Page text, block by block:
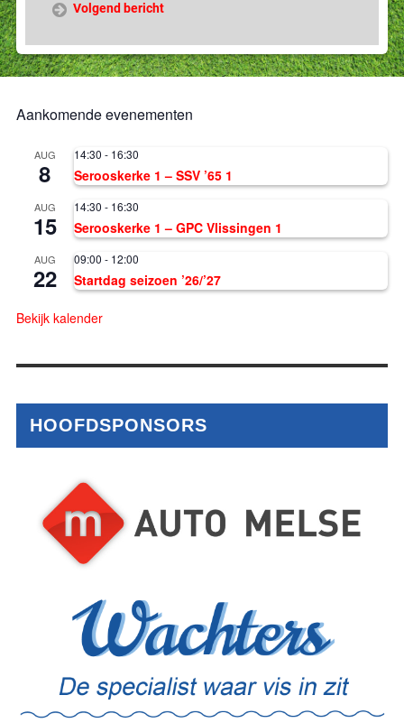
Volgend bericht
Aankomende evenementen
AUG
8
14:30 - 16:30
Serooskerke 1 – SSV ’65 1
AUG
15
14:30 - 16:30
Serooskerke 1 – GPC Vlissingen 1
AUG
22
09:00 - 12:00
Startdag seizoen ’26/’27
Bekijk kalender
HOOFDSPONSORS